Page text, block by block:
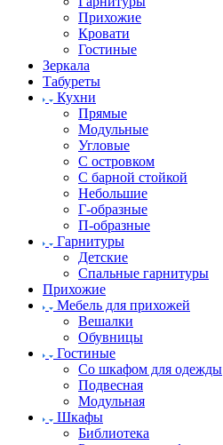
Прихожие
Кровати
Гостиные
Зеркала
Табуреты
Кухни
Прямые
Модульные
Угловые
С островком
С барной стойкой
Небольшие
Г-образные
П-образные
Гарнитуры
Детские
Спальные гарнитуры
Прихожие
Мебель для прихожей
Вешалки
Обувницы
Гостиные
Со шкафом для одежды
Подвесная
Модульная
Шкафы
Библиотека